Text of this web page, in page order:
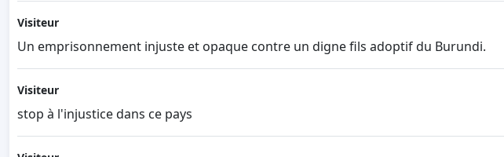
Visiteur
Un emprisonnement injuste et opaque contre un digne fils adoptif du Burundi.
Visiteur
stop à l'injustice dans ce pays